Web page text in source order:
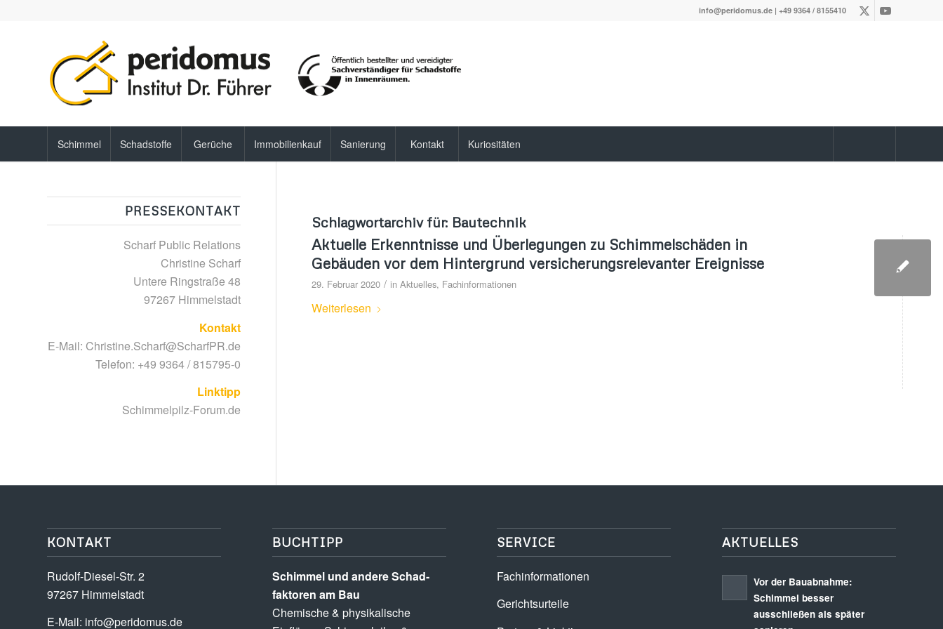
info@peridomus.de | +49 9364 / 8155410
Schimmel Schadstoffe Gerüche Immobilienkauf Sanierung Kontakt Kuriositäten
Schlagwortarchiv für: Bautechnik
Aktuelle Erkenntnisse und Überlegungen zu Schimmelschäden in
Gebäuden vor dem Hintergrund versicherungsrelevanter Ereignisse
29. Februar 2020 / in Aktuelles, Fachinformationen
Weiterlesen
PRESSEKONTAKT
Scharf Public Relations
Christine Scharf
Untere Ringstraße 48
97267 Himmelstadt
Kontakt
E-Mail: Christine.Scharf@ScharfPR.de
Telefon: +49 9364 / 815795-0
Linktipp
Schimmelpilz-Forum.de
KONTAKT
Rudolf-Diesel-Str. 2
97267 Himmelstadt
E-Mail: info@peridomus.de
BUCHTIPP
Schimmel und andere Schad­­
faktoren am Bau
Chemische & physikalische
SERVICE
Fachinformationen
Gerichtsurteile
AKTUELLES
Vor der Bauabnahme:
Schimmel besser
ausschließen als später